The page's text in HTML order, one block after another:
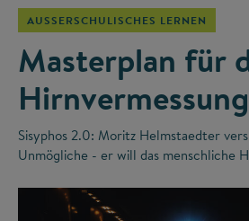
AUSSERSCHULISCHES LERNEN
Masterplan für
Hirnvermessung
Sisyphos 2.0: Moritz Helmstaedter
Unmögliche - er will das menschliche